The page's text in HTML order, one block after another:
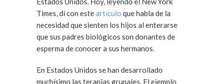
Times, di con esteartículo que habla de la
necesidad que sienten los hijos al enterarse
que sus padres biológicos son donantes de
esperma de conocer a sus hermanos.
En Estados Unidos se han desarrollado
muchísimo las terapias grupales. El ejemplo